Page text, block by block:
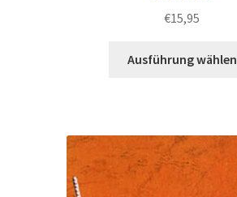
von 5
€15,95
Ausführung wählen